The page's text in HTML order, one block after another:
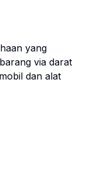
yang
via darat
dan alat